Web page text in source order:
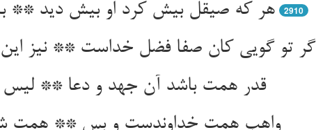
هر که صیقل بیش کرد او بیش دید **
2910
گر تو گویی کان صفا فضل خداست ** نیز
قدر همت باشد آن جهد و دعا ** لیس
واهب همت خداوندست و بس ** همت